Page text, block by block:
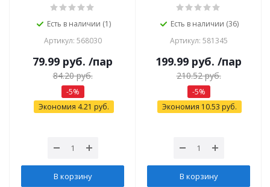
Есть в наличии (1)
Артикул: 568030
79.99 руб. /пар
84.20руб.
-5%
Экономия 4.21 руб.
В корзину
Есть в наличии (36)
Артикул: 581345
199.99 руб. /пар
210.52руб.
-5%
Экономия 10.53 руб.
В корзину